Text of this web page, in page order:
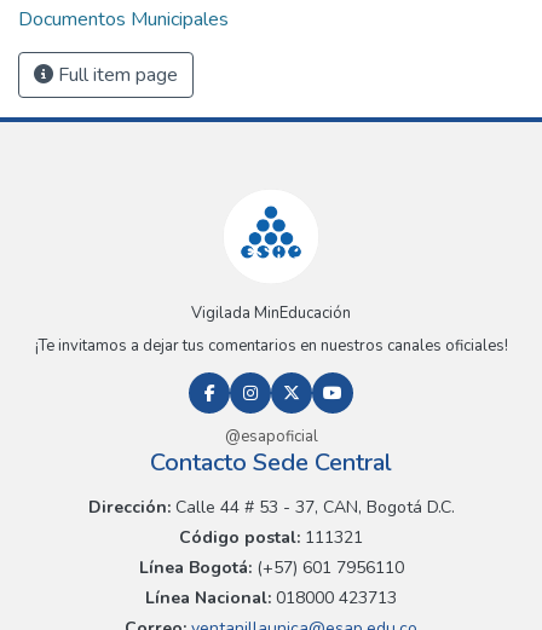
Documentos Municipales
Full item page
Vigilada MinEducación
¡Te invitamos a dejar tus comentarios en nuestros canales oficiales!
@esapoficial
Contacto Sede Central
Dirección:Calle 44 # 53 - 37, CAN, Bogotá D.C.
Código postal: 111321
Línea Bogotá:(+57) 601 7956110
Línea Nacional: 018000 423713